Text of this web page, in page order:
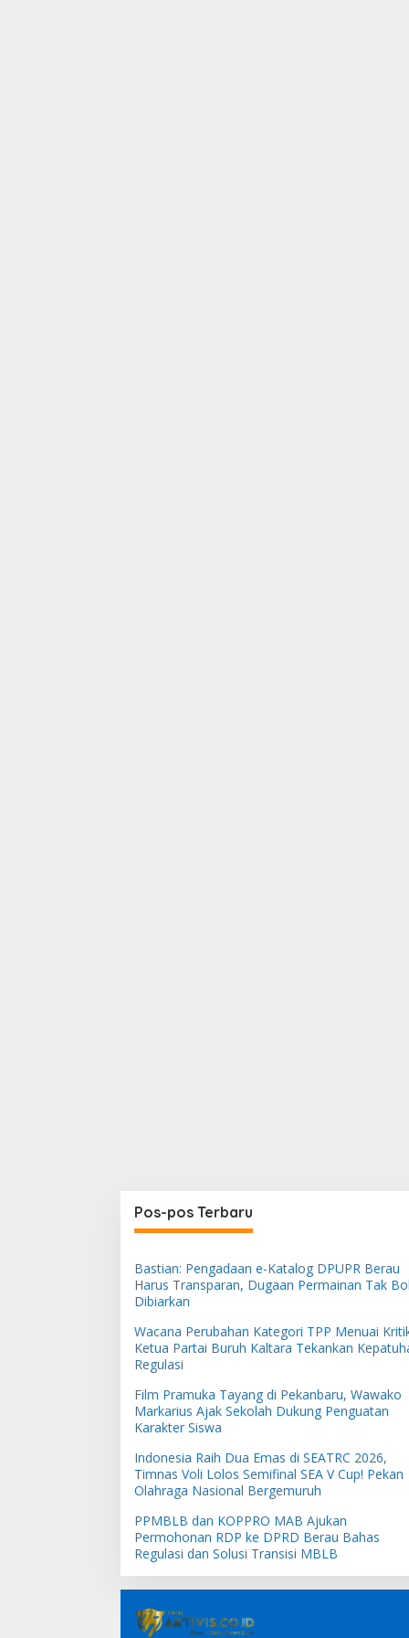
Pos-pos Terbaru
Bastian: Pengadaan e-Katalog DPUPR Berau
Harus Transparan, Dugaan Permainan Tak
Dibiarkan
Wacana Perubahan Kategori TPP Menuai
Ketua Partai Buruh Kaltara Tekankan
Regulasi
Film Pramuka Tayang di Pekanbaru, Wawako
Markarius Ajak Sekolah Dukung Penguatan
Karakter Siswa
Indonesia Raih Dua Emas di SEATRC 2026,
Timnas Voli Lolos Semifinal SEA V Cup! Pekan
Olahraga Nasional Bergemuruh
PPMBLB dan KOPPRO MAB Ajukan
Permohonan RDP ke DPRD Berau Bahas
Regulasi dan Solusi Transisi MBLB